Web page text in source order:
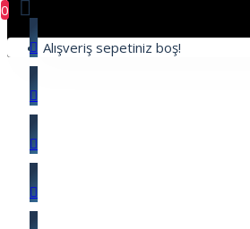
0
Alışveriş sepetiniz boş!